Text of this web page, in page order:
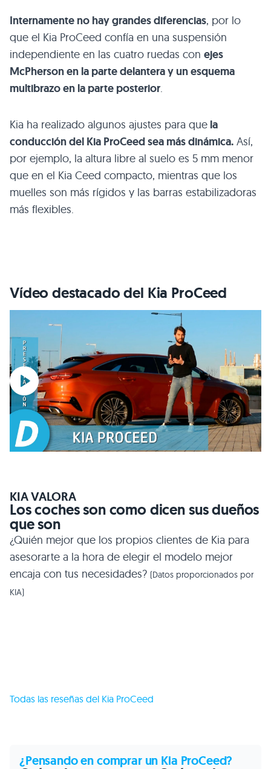
Internamente no hay grandes diferencias, por lo
que el Kia ProCeed confía en una suspensión
independiente en las cuatro ruedas con ejes
McPherson en la parte delantera y un esquema
multibrazo en la parte posterior
Kia ha realizado algunos ajustes para que la
conducción del Kia ProCeed sea más dinámica. Así,
por ejemplo, la altura libre al suelo es 5 mm menor
que en el Kia Ceed compacto, mientras que los
muelles son más rígidos y las barras estabilizadoras
más flexibles.
Vídeo destacado del Kia ProCeed
KIA VALORA
Los coches son como dicen sus dueños
que son
¿Quién mejor que los propios clientes de Kia para
asesorarte a la hora de elegir el modelo mejor
encaja con tus necesidades? (Datos proporcionados por
KIA)
Todas las reseñas del Kia ProCeed
¿Pensando en comprar un Kia ProCeed?